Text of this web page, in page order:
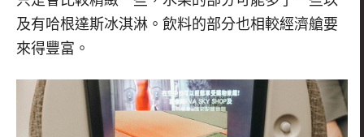
及有哈根達斯冰淇淋。飲料的部分也相較經濟艙要
來得豐富。